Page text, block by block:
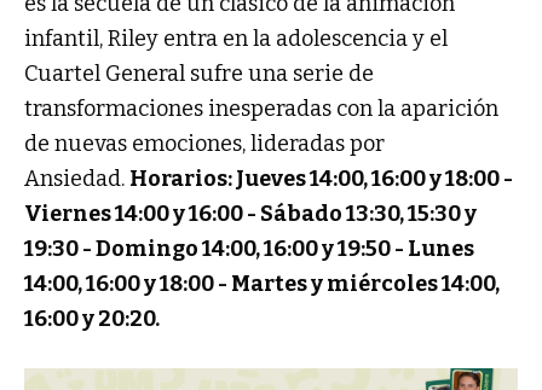
infantil, Riley entra en la adolescencia y el
Cuartel General sufre una serie de
transformaciones inesperadas con la aparición
de nuevas emociones, lideradas por
Ansiedad. Horarios: Jueves 14:00, 16:00 y 18:00 -
Viernes 14:00 y 16:00 - Sábado 13:30, 15:30 y
19:30 -Domingo 14:00, 16:00 y 19:50 - Lunes
14:00, 16:00 y 18:00 - Martes y miércoles 14:00,
16:00 y 20:20.